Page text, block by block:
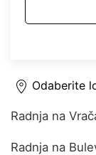
Odaberite
Radnja na
Radnja na